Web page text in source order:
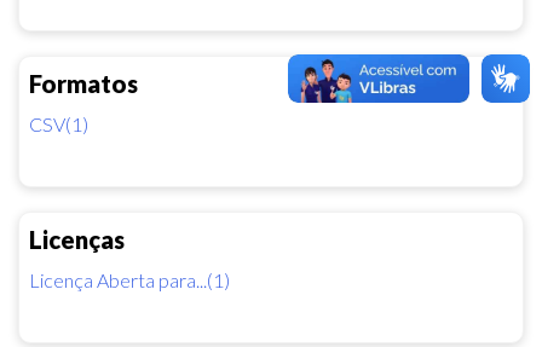
Formatos
CSV(1)
Licenças
Licença Aberta para...(1)